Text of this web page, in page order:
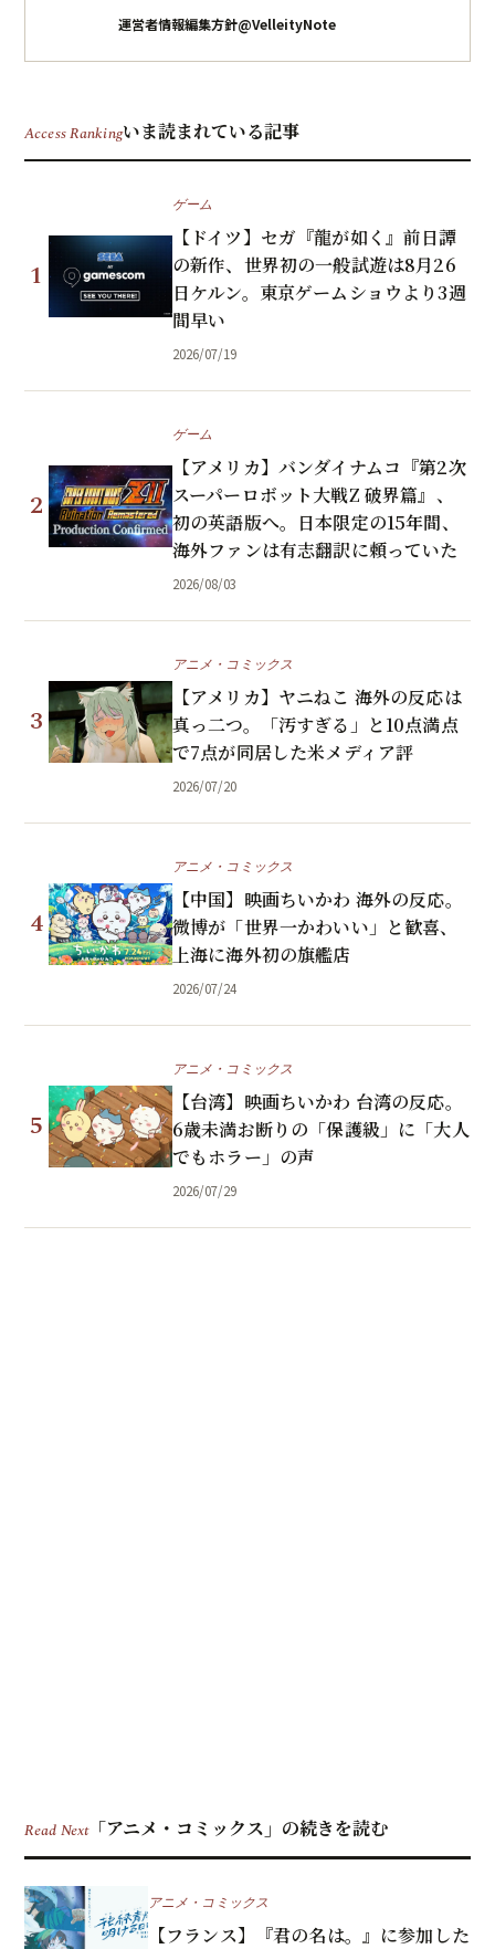
運営者情報編集方針@VelleityNote
Access Rankingいま読まれている記事
1
ゲーム
【ドイツ】セガ『龍が如く』前日譚
の新作、世界初の一般試遊は8月26
日ケルン。東京ゲームショウより3週
間早い
2026/07/19
2
ゲーム
【アメリカ】バンダイナムコ『第2次
スーパーロボット大戦Z 破界篇』、
初の英語版へ。日本限定の15年間、
海外ファンは有志翻訳に頼っていた
2026/08/03
3
アニメ・コミックス
【アメリカ】ヤニねこ 海外の反応は
真っ二つ。「汚すぎる」と10点満点
で7点が同居した米メディア評
2026/07/20
4
アニメ・コミックス
【中国】映画ちいかわ 海外の反応。
微博が「世界一かわいい」と歓喜、
上海に海外初の旗艦店
2026/07/24
5
アニメ・コミックス
【台湾】映画ちいかわ 台湾の反応。
6歳未満お断りの「保護級」に「大人
でもホラー」の声
2026/07/29
Read Next「アニメ・コミックス」の続きを読む
アニメ・コミックス
【フランス】『君の名は。』に参加した